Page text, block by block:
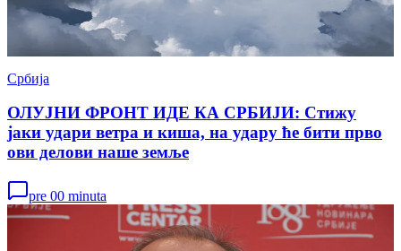
Србија
ОЛУЈНИ ФРОНТ ИДЕ КА СРБИЈИ: Стижу
јаки удари ветра и киша, на удару ће бити прво
ови делови наше земље
pre 00 minuta